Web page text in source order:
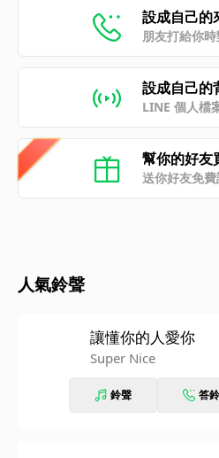
設成自己的
朋友打給你
設成自己的
LINE 個人檔
幫你的好友
送你好友免
人氣鈴聲
讓懂你的人愛你
Super Nice
鈴聲 答鈴